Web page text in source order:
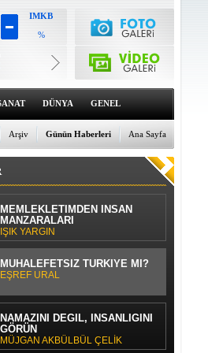
IMKB
%
6659.71
Dolar
47.6791
%0
Euro
55.1258
%0
DÜNYA GENEL
Ana Sayfa
Günün Haberleri
Arşiv
MEMLEKLETİMDEN İNSAN
MANZARALARI
IŞIK YARGIN
MUHALEFETSİZ TÜRKİYE Mİ?
EŞREF URAL
NAMAZINI DEĞİL, İNSANLIĞINI
GÖRÜN
MÜJGAN AKBÜLBÜL ÇELİK